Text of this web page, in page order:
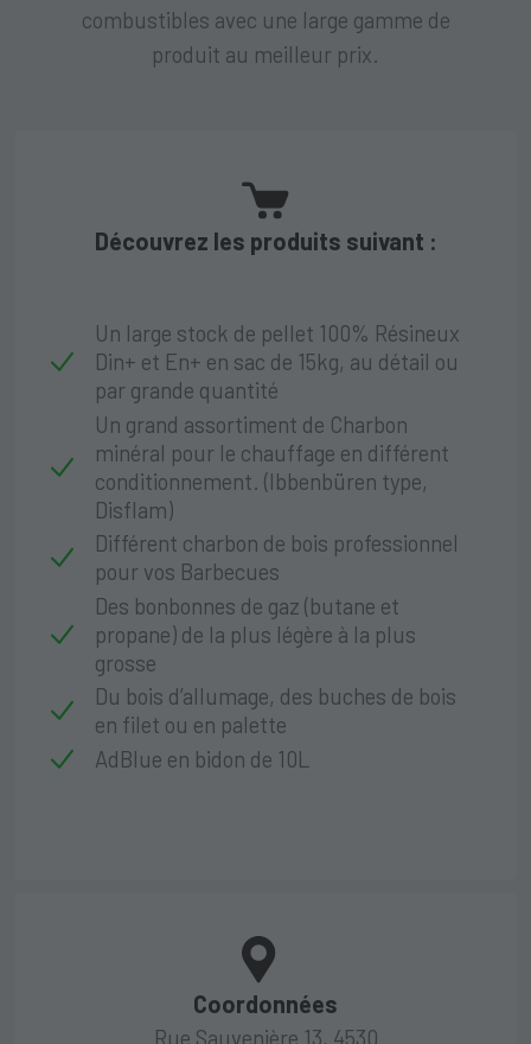
combustibles avec une large gamme de
produit au meilleur prix.
Découvrez les produits suivant :
Un large stock de pellet 100% Résineux
Din+ et En+ en sac de 15kg, au détail ou
par grande quantité
Un grand assortiment de Charbon
minéral pour le chauffage en différent
conditionnement. (Ibbenbüren type,
Disflam)
Différent charbon de bois professionnel
pour vos Barbecues
Des bonbonnes de gaz (butane et
propane) de la plus légère à la plus
grosse
Du bois d’allumage, des buches de bois
en filet ou en palette
AdBlue en bidon de 10L
Coordonnées
Rue Sauvenière 13, 4530